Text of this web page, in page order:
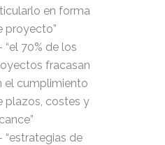
en forma
proyecto”
“el 70% de los
fracasan
el cumplimiento
plazos, costes y
“estrategias de